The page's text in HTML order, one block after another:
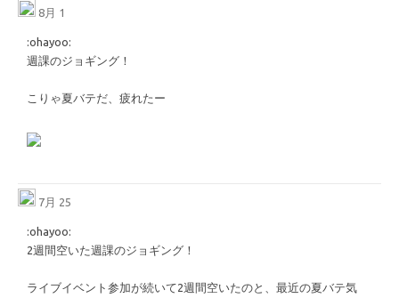
8月 1
​:ohayoo:​
週課のジョギング！
こりゃ夏バテだ、疲れたー
7月 25
​:ohayoo:​
2週間空いた週課のジョギング！
ライブイベント参加が続いて2週間空いたのと、最近の夏バテ気